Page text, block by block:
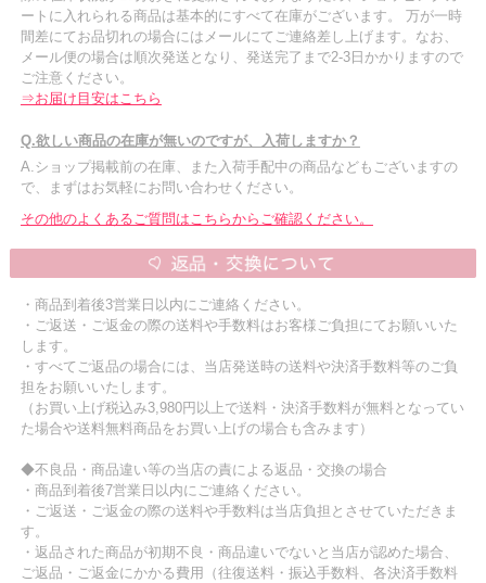
ートに入れられる商品は基本的にすべて在庫がございます。 万が一時
間差にてお品切れの場合にはメールにてご連絡差し上げます。なお、
メール便の場合は順次発送となり、発送完了まで2-3日かかりますので
ご注意ください。
⇒お届け目安はこちら
Q.欲しい商品の在庫が無いのですが、入荷しますか？
A.ショップ掲載前の在庫、また入荷手配中の商品などもございますの
で、まずはお気軽にお問い合わせください。
その他のよくあるご質問はこちらからご確認ください。
・商品到着後3営業日以内にご連絡ください。
・ご返送・ご返金の際の送料や手数料はお客様ご負担にてお願いいた
します。
・すべてご返品の場合には、当店発送時の送料や決済手数料等のご負
担をお願いいたします。
（お買い上げ税込み3,980円以上で送料・決済手数料が無料となってい
た場合や送料無料商品をお買い上げの場合も含みます）
◆不良品・商品違い等の当店の責による返品・交換の場合
・商品到着後7営業日以内にご連絡ください。
・ご返送・ご返金の際の送料や手数料は当店負担とさせていただきま
す。
・返品された商品が初期不良・商品違いでないと当店が認めた場合、
ご返品・ご返金にかかる費用（往復送料・振込手数料、各決済手数料